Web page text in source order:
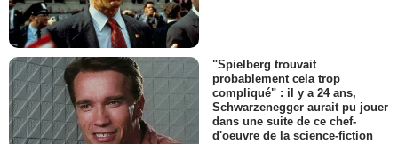
"Spielberg trouvait
probablement cela trop
compliqué" : il y a 24 ans,
Schwarzenegger aurait pu jouer
dans une suite de ce chef-
d'oeuvre de la science-fiction